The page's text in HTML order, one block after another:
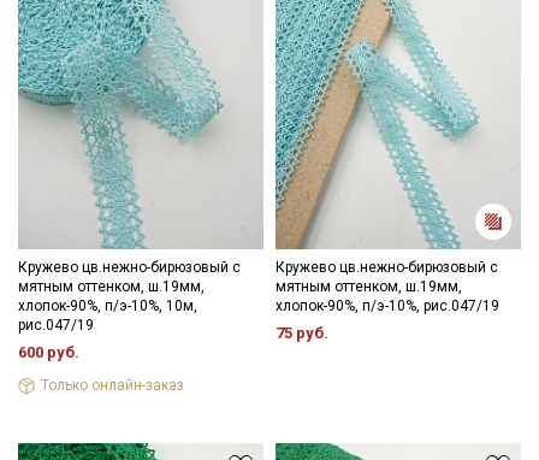
Кружево цв.нежно-бирюзовый с
мятным оттенком, ш.19мм,
хлопок-90%, п/э-10%, 10м,
рис.047/19
600 руб.
Только онлайн-заказ
Кружево цв.нежно-бирюзовый с
мятным оттенком, ш.19мм,
хлопок-90%, п/э-10%, рис.047/19
75 руб.